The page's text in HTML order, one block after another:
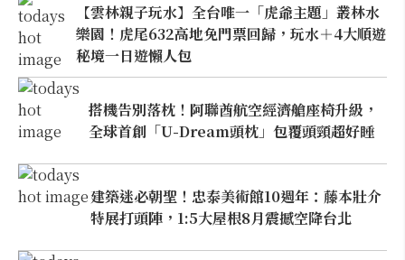
【雲林親子玩水】全台唯一「虎爺主題」叢林水
樂園！虎尾632高地免門票回歸，玩水＋4大順遊
秘境一日遊懶人包
搭機告別落枕！阿聯酋航空經濟艙座椅升級，
全球首創「U-Dream頭枕」包覆頭頸超好睡
建築迷必朝聖！忠泰美術館10週年：藤本壯介
特展打頭陣，1:5大屋根8月震撼空降台北